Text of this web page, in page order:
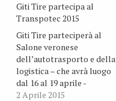
Giti Tire partecipa al
Transpotec 2015
Giti Tire parteciperà al
Salone veronese
dell’autotrasporto e della
logistica – che avrà luogo
dal 16 al 19 aprile -
presentando alcuni dei
2 Aprile 2015